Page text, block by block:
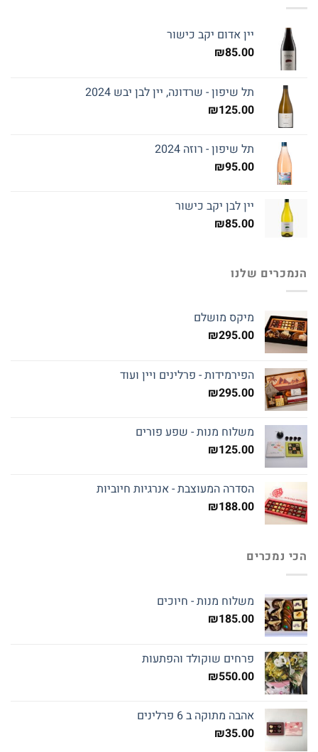
יין אדום יקב כישור
₪85.00
תל שיפון - שרדונה, יין לבן יבש 2024
₪125.00
תל שיפון - רוזה 2024
₪95.00
יין לבן יקב כישור
₪85.00
הנמכרים שלנו
מיקס מושלם
₪295.00
הפירמידות - פרלינים ויין ועוד
₪295.00
משלוח מנות - שפע פורים
₪125.00
הסדרה המעוצבת - אנרגיות חיוביות
₪188.00
הכי נמכרים
משלוח מנות - חיוכים
₪185.00
פרחים שוקולד והפתעות
₪550.00
אהבה מתוקה ב 6 פרלינים
₪35.00